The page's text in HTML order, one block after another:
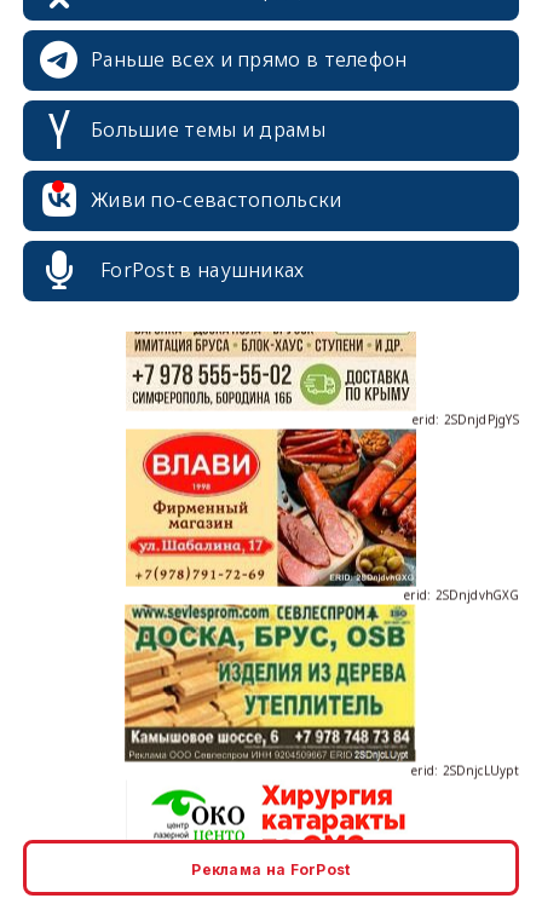
Раньше всех и прямо в телефон
Большие темы и драмы
Живи по-севастопольски
ForPost в наушниках
erid: 2SDnjdPjgYS
erid: 2SDnjdvhGXG
erid: 2SDnjcrDNw6
Реклама на ForPost